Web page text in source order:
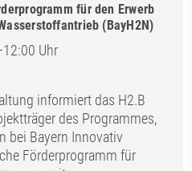
für den Erwerb
(BayH2N)
Uhr
informiert das H2.B
des Programmes,
bei Bayern Innovativ
Förderprogramm für